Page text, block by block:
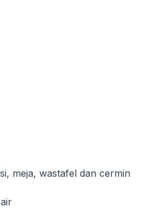
meja, wastafel dan cermin